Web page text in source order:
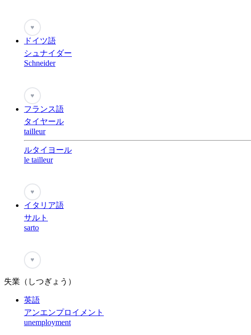
♥
ドイツ語
シュナイダー
Schneider
♥
フランス語
タイヤール
tailleur
ルタイヨール
le tailleur
♥
イタリア語
サルト
sarto
♥
失業（しつぎょう）
英語
アンエンプロイメント
unemployment